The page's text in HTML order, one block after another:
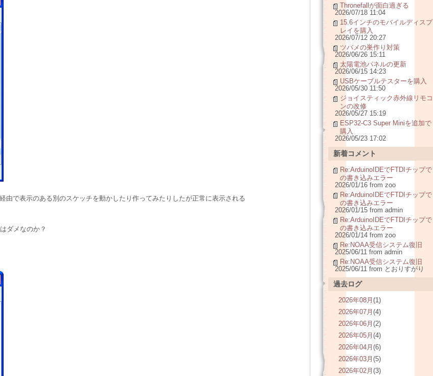
で表示のある別のスケッチを動かしたり作ってみたりしたが正常に表示される
ダメなのか？
Thronefallが面白過ぎる
2026/07/18 11:04
15.6インチのモバイルディスプ
レイを購入
2026/07/12 20:27
ツバメの巣作り対策
2026/06/26 15:11
太陽電池パネルの更新
2026/06/15 14:23
USBケーブルテスターを購入
2026/05/30 11:50
ジョイスティック赤外線リモコ
ンの改修
2026/05/27 15:19
ESP32-C3 Super Miniを追加で
購入
2026/05/23 17:02
新着コメント
Re:ArduinoIDEでFTDIチップで
の書き込みエラー
2026/01/16 from zoo
Re:ArduinoIDEでFTDIチップで
の書き込みエラー
2026/01/15 from admin
Re:ArduinoIDEでFTDIチップで
の書き込みエラー
2026/01/14 from zoo
Re:NOAA受信システム復旧
2025/06/11 from admin
Re:NOAA受信システム復旧
2025/06/11 from とおりすがり
過去ログ
2026年08月 (1)
2026年07月 (4)
2026年06月 (2)
2026年05月 (4)
2026年04月 (6)
2026年03月 (5)
2026年02月 (3)